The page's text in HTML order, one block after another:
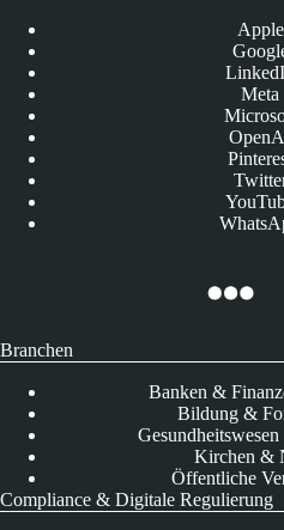
Apple
Meta
Branchen
Banken &
Bildung &
Kirchen &
Öffentliche
Compliance & Digitale Regulierung